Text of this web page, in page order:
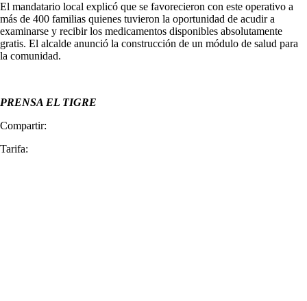
El mandatario local explicó que se favorecieron con este operativo a
más de 400 familias quienes tuvieron la oportunidad de acudir a
examinarse y recibir los medicamentos disponibles absolutamente
gratis. El alcalde anunció la construcción de un módulo de salud para
la comunidad.
PRENSA EL TIGRE
Compartir:
Tarifa: